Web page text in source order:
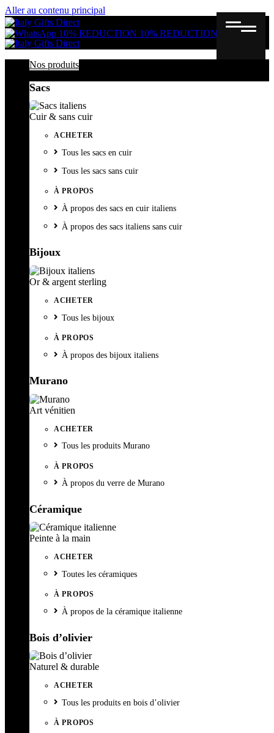
Aller au contenu principal
10% REDUCTION 10% REDUCTION
Nos produits
Sacs
Cuir & sans cuir
ACHETER
Tous les sacs en cuir
Tous les sacs sans cuir
À PROPOS
À propos des sacs en cuir italiens
À propos des sacs italiens sans cuir
Bijoux
Or & argent sterling
ACHETER
Tous les bijoux
À PROPOS
À propos des bijoux italiens
Murano
Art vénitien
ACHETER
Tous les produits Murano
À PROPOS
À propos du verre de Murano
Céramique
Peinte à la main
ACHETER
Toutes les céramiques
À PROPOS
À propos de la céramique italienne
Bois d’olivier
Naturel & durable
ACHETER
Tous les produits en bois d’olivier
À PROPOS